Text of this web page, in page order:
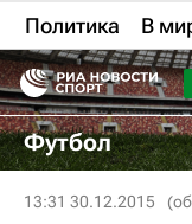
Политика В
Футбол
13:31 30.12.2015